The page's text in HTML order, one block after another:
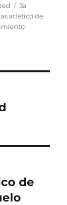
Etiquetas
3a
atletico de
de